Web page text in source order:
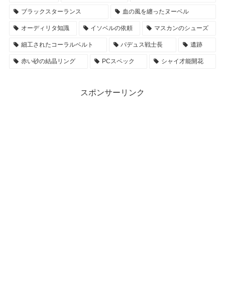
ブラックスターランス 血の風を纏ったヌーベル
オーディリタ知識 イソベルの依頼 マスカンのシューズ
細工されたコーラルベルト パデュス戦士長 遺跡
赤い砂の結晶リング PCスペック シャイ才能開花
スポンサーリンク